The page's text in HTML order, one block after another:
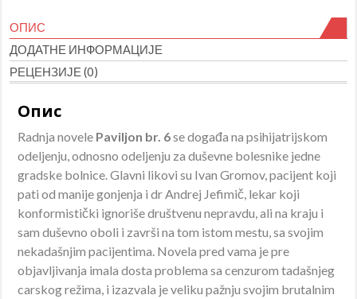
P.
Čehov
количина
ОПИС
ДОДАТНЕ ИНФОРМАЦИЈЕ
РЕЦЕНЗИЈЕ (0)
Опис
Radnja novele Paviljon br. 6se događa na psihijatrijskom
odeljenju, odnosno odeljenju za duševne bolesnike jedne
gradske bolnice. Glavni likovi su Ivan Gromov, pacijent koji
pati od manije gonjenja i dr Andrej Jefimič, lekar koji
konformistički ignoriše društvenu nepravdu, ali na kraju i
sam duševno oboli i završi na tom istom mestu, sa svojim
nekadašnjim pacijentima. Novela pred vama je pre
objavljivanja imala dosta problema sa cenzurom tadašnjeg
carskog režima, i izazvala je veliku pažnju svojim brutalnim